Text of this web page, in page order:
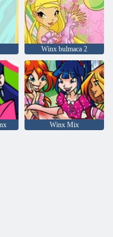
Winx bulmaca 2
Winx Mix